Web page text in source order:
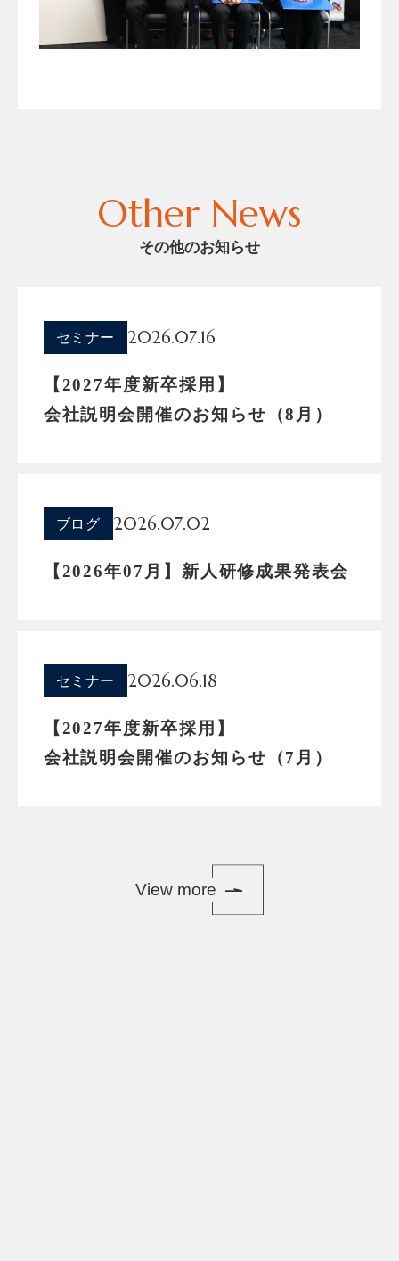
Other News
その他のお知らせ
セミナー 2026.07.16
【2027年度新卒採用】
会社説明会開催のお知らせ（8月）
ブログ 2026.07.02
【2026年07月】新人研修成果発表会
セミナー 2026.06.18
【2027年度新卒採用】
会社説明会開催のお知らせ（7月）
View more